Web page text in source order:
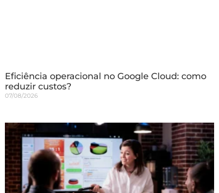
Eficiência operacional no Google Cloud: como
reduzir custos?
07/08/2026